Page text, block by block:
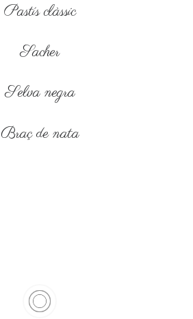
Pastís clàssic
Sacher
Selva negra
Braç de nata